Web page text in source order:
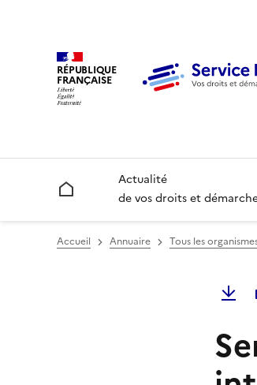
RÉPUBLIQUE
FRANÇAISE
Accueil
Actualité
de vos droits et
Accueil Annuaire Tous les